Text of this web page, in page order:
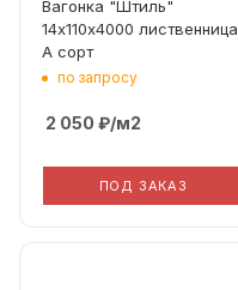
(Рабочая ширина)
110
Вагонка "Штиль"
14х110х4000 лиственница
А сорт
по запросу
2 050 ₽/м2
ПОД ЗАКАЗ